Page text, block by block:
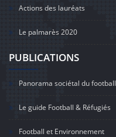
Actions des lauréats
Le palmarès 2020
PUBLICATIONS
Panorama sociétal du football
Le guide Football & Réfugiés
Football et Environnement